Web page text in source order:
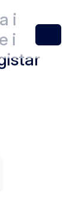
Menu
i
i